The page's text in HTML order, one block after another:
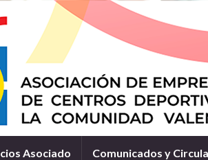
Asociado Comunicados y